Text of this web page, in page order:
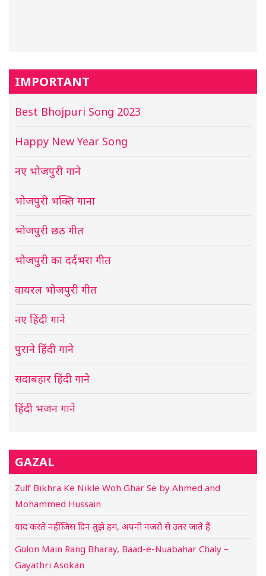
IMPORTANT
Best Bhojpuri Song 2023
Happy New Year Song
नए भोजपुरी गाने
भोजपुरी भक्ति गाना
भोजपुरी छठ गीत
भोजपुरी का दर्दभरा गीत
वायरल भोजपुरी गीत
नए हिंदी गाने
पुराने हिंदी गाने
सदाबहार हिंदी गाने
हिंदी भजन गाने
GAZAL
Zulf Bikhra Ke Nikle Woh Ghar Se by Ahmed and
Mohammed Hussain
याद करते नहीं जिस दिन तुझे हम, अपनी नजरो से उतर जाते हैं
Gulon Main Rang Bharay, Baad-e-Nuabahar Chaly –
Gayathri Asokan